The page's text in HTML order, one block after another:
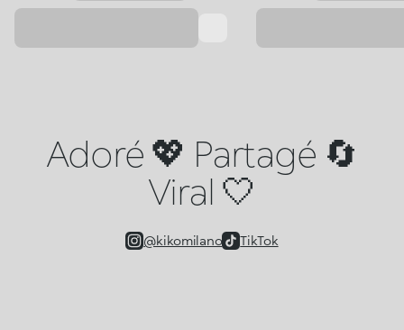
Adoré 💖 Partagé 🔄
Viral 🤍
@kikomilano TikTok